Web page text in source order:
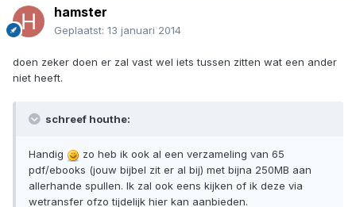
hamster
Geplaatst: 13 januari 2014
doen zeker doen er zal vast wel iets tussen zitten wat een ander
niet heeft.
schreef houthe:
Handig
zo heb ik ook al een verzameling van 65
pdf/ebooks (jouw bijbel zit er al bij) met bijna 250MB aan
allerhande spullen. Ik zal ook eens kijken of ik deze via
wetransfer ofzo tijdelijk hier kan aanbieden.